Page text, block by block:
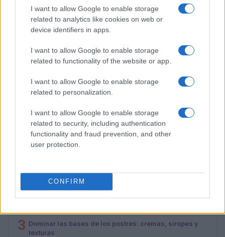
I want to allow Google to enable storage
related to analytics like cookies on web or
device identifiers in apps.
I want to allow Google to enable storage
related to functionality of the website or app.
I want to allow Google to enable storage
related to personalization.
I want to allow Google to enable storage
related to security, including authentication
functionality and fraud prevention, and other
user protection.
CONFIRM
Día mundial de la tarta de queso 2026: recetas y
curiosidades
MÁS LEÍDOS
1 Cómo hacer sushi de oreo: ingredientes y preparación
2
3 Dominar las bases de los postres: cremas, siropes y
texturas